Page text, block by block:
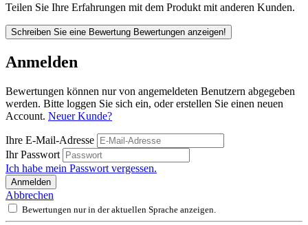
Teilen Sie Ihre Erfahrungen mit dem Produkt mit anderen Kunden.
Schreiben Sie eine Bewertung Bewertungen anzeigen!
Anmelden
Bewertungen können nur von angemeldeten Benutzern abgegeben
werden. Bitte loggen Sie sich ein, oder erstellen Sie einen neuen
Account. Neuer Kunde?
Ihre E-Mail-Adresse
Ihr Passwort
Ich habe mein Passwort vergessen.
Anmelden
Abbrechen
Bewertungen nur in der aktuellen Sprache anzeigen.